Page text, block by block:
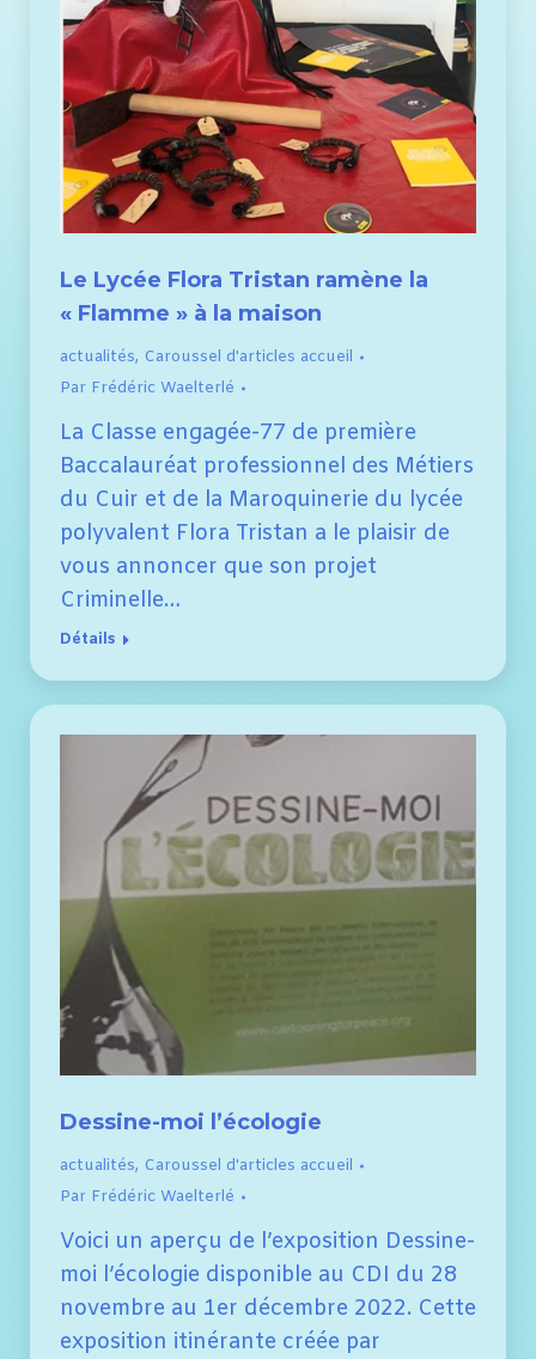
Le Lycée Flora Tristan ramène la
« Flamme » à la maison
actualités, Caroussel d'articles accueil
Par Frédéric Waelterlé
La Classe engagée-77 de première
Baccalauréat professionnel des Métiers
du Cuir et de la Maroquinerie du lycée
polyvalent Flora Tristan a le plaisir de
vous annoncer que son projet
Criminelle…
Détails
Dessine-moi l’écologie
actualités, Caroussel d'articles accueil
Par Frédéric Waelterlé
Voici un aperçu de l’exposition Dessine-
moi l’écologie disponible au CDI du 28
novembre au 1er décembre 2022. Cette
exposition itinérante créée par